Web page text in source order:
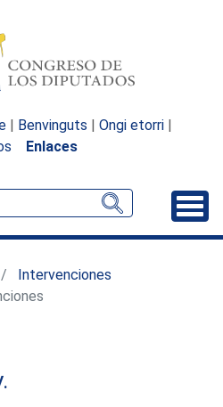
| Benvinguts | Ongi etorri |
Enlaces
Intervenciones